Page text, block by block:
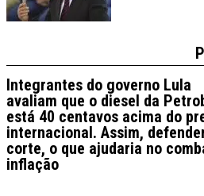
Integrantes do governo Lula
avaliam que o diesel da
está 40 centavos acima do
internacional. Assim,
corte, o que ajudaria no
inflação